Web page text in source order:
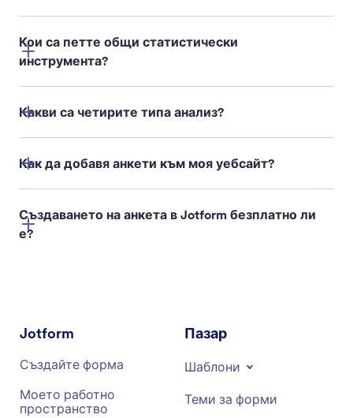
Кои са петте общи статистически
инструмента?
Стандартно отклонение
Какви са четирите типа анализ?
Диагностичен анализ
Как да добавя анкети към моя уебсайт?
Създаването на анкета в Jotform безплатно ли
е?
Jotform
Създайте форма
Моето работно
пространство
Пазар
Шаблони
Теми за форми